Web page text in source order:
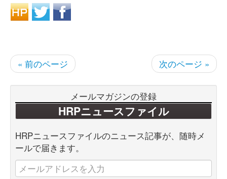
« 前のページ 次のページ »
メールマガジンの登録
HRPニュースファイル
HRPニュースファイルのニュース記事が、随時メ
ールで届きます。